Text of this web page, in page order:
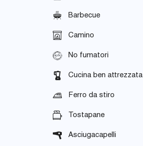
Barbecue
Camino
No fumatori
Cucina ben attrezzata
Ferro da stiro
Tostapane
Asciugacapelli